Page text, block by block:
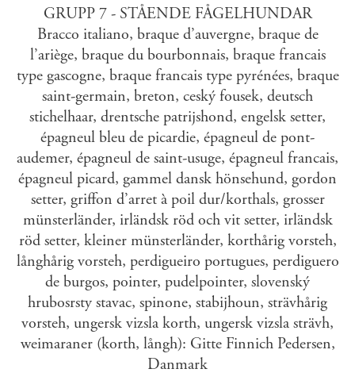
GRUPP 7 - STÅENDE FÅGELHUNDAR
Bracco italiano, braque d’auvergne, braque de
l’ariège, braque du bourbonnais, braque francais
type gascogne, braque francais type pyrénées, braque
saint-germain, breton, ceský fousek, deutsch
stichelhaar, drentsche patrijshond, engelsk setter,
épagneul bleu de picardie, épagneul de pont-
audemer, épagneul de saint-usuge, épagneul francais,
épagneul picard, gammel dansk hönsehund, gordon
setter, griffon d’arret à poil dur/korthals, grosser
münsterländer, irländsk röd och vit setter, irländsk
röd setter, kleiner münsterländer, korthårig vorsteh,
långhårig vorsteh, perdigueiro portugues, perdiguero
de burgos, pointer, pudelpointer, slovenský
hrubosrsty stavac, spinone, stabijhoun, strävhårig
vorsteh, ungersk vizsla korth, ungersk vizsla strävh,
weimaraner (korth, långh): Gitte Finnich Pedersen,
Danmark